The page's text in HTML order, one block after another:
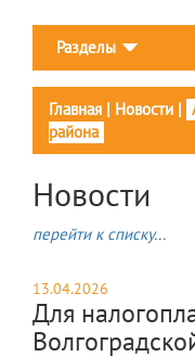
Разделы
Главная | Новости |
района
Новости
перейти к списку...
13.04.2026
Для